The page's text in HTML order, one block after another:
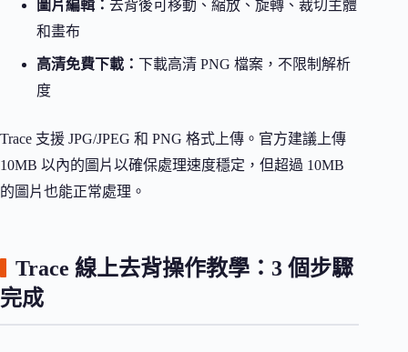
圖片編輯： 去背後可移動、縮放、旋轉、裁切主體
和畫布
高清免費下載： 下載高清 PNG 檔案，不限制解析
度
Trace 支援 JPG/JPEG 和 PNG 格式上傳。官方建議上傳
10MB 以內的圖片以確保處理速度穩定，但超過 10MB
的圖片也能正常處理。
Trace 線上去背操作教學：3 個步驟
完成